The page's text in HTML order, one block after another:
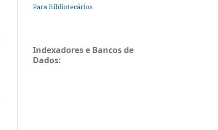
Para Bibliotecários
Indexadores e Bancos de
Dados: